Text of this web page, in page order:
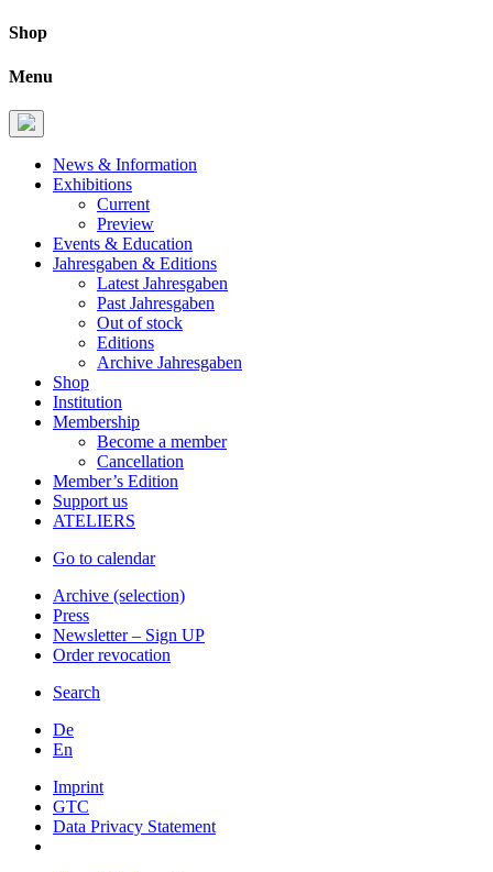
Shop
Menu
News & Information
Exhibitions
Current
Preview
Events & Education
Jahresgaben & Editions
Latest Jahresgaben
Past Jahresgaben
Out of stock
Editions
Archive Jahresgaben
Shop
Institution
Membership
Become a member
Cancellation
Member’s Edition
Support us
ATELIERS
Go to calendar
Archive (selection)
Press
Newsletter – Sign UP
Order revocation
Search
De
En
Imprint
GTC
Data Privacy Statement